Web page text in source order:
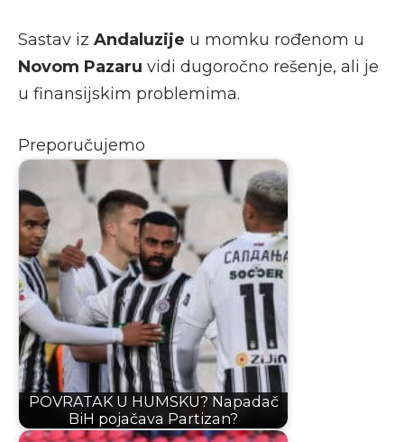
Sastav iz Andaluzije u momku rođenom u
Novom Pazaru vidi dugoročno rešenje, ali je
u finansijskim problemima.
Preporučujemo
POVRATAK U HUMSKU? Napadač
BiH pojačava Partizan?